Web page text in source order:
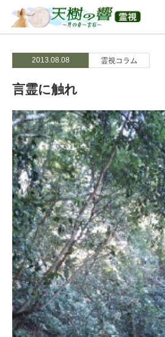
2013.08.08 霊視コラム
言霊に触れ